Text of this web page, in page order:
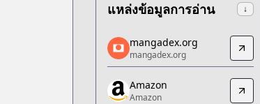
แหล่งข้อมูลการอ่าน ↓
mangadex.org
mangadex.org
https://mangadex.org/title/
Amazon
mangadex.org
mangadex.org
Amazon
Amazon